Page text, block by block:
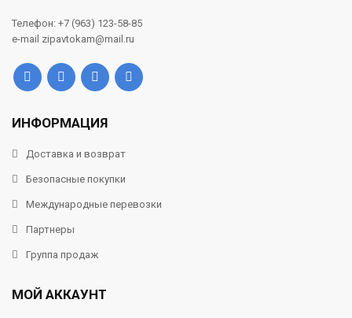
Телефон: +7 (963) 123-58-85
e-mail zipavtokam@mail.ru
ИНФОРМАЦИЯ
Доставка и возврат
Безопасные покупки
Международные перевозки
Партнеры
Группа продаж
МОЙ АККАУНТ